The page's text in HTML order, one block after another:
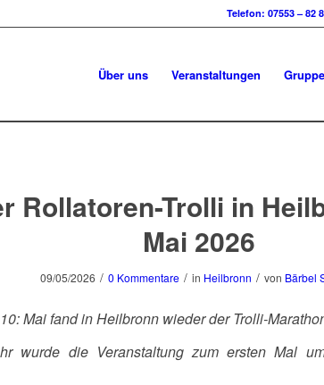
Telefon: 07553 – 82
Über uns Veranstaltungen
Rollatoren-Trolli in
Mai 2026
09/05/2026 / 0 Kommentare / in Heilbronn / von Bärbel
Mai fand in Heilbronn wieder der Trolli-
wurde die Veranstaltung zum ersten Mal